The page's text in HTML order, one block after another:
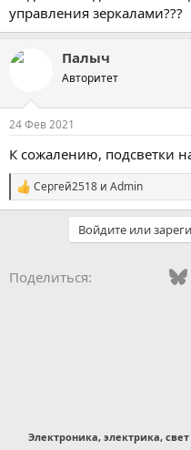
управления зеркалами???
Палыч
Авторитет
24 Фев 2021
К сожалению, подсветки
С
и
и
Сергей2518 и Admin
Войдите или
Поделиться: Vkontakte
Электроника, электрика,